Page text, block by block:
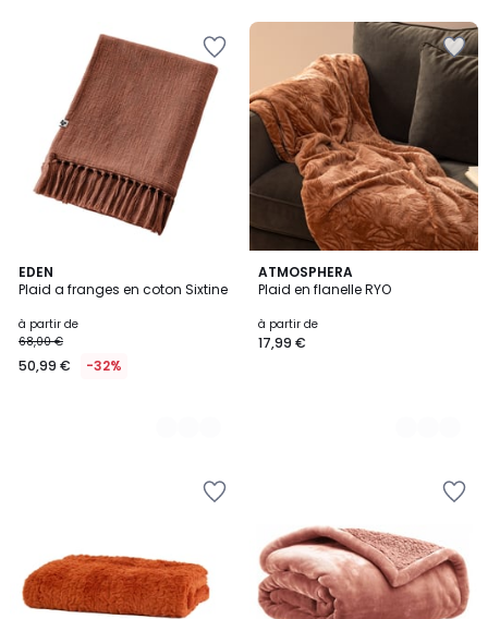
EDEN
Plaid a franges en coton Sixtine
à partir de
68,00 €
50,99 € -32%
6
Couleurs
ATMOSPHERA
Plaid en flanelle RYO
à partir de
17,99 €
3
Couleurs